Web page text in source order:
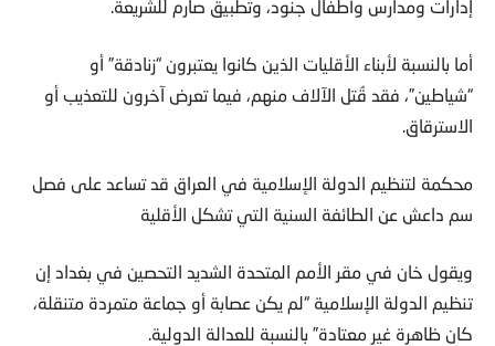
إدارات ومدارس وأطفال جنود، وتطبيق صارم للشريعة.
أما بالنسبة لأبناء الأقليات الذين كانوا يعتبرون “زنادقة” أو
“شياطين”، فقد قُتل الآلاف منهم، فيما تعرض آخرون للتعذيب أو
الاسترقاق.
محكمة لتنظيم الدولة الإسلامية في العراق قد تساعد على فصل
سم داعش عن الطائفة السنية التي تشكل الأقلية
ويقول خان في مقر الأمم المتحدة الشديد التحصين في بغداد إن
تنظيم الدولة الإسلامية “لم يكن عصابة أو جماعة متمردة متنقلة،
كان ظاهرة غير معتادة” بالنسبة للعدالة الدولية.